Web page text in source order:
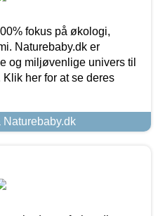
fokus på økologi,
Naturebaby.dk er
og miljøvenlige univers til
Klik her for at se deres
Naturebaby.dk